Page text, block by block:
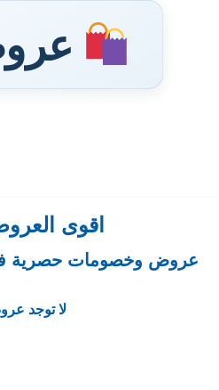
اقوى
عروض وخصومات حصرية
لا توجد